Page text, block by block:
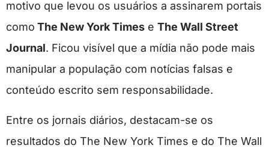
motivo que levou os usuários a assinarem portais
como The New York Times e The Wall Street
Journal. Ficou visível que a mídia não pode mais
manipular a população com notícias falsas e
conteúdo escrito sem responsabilidade.
Entre os jornais diários, destacam-se os
resultados do The New York Times e do The Wall